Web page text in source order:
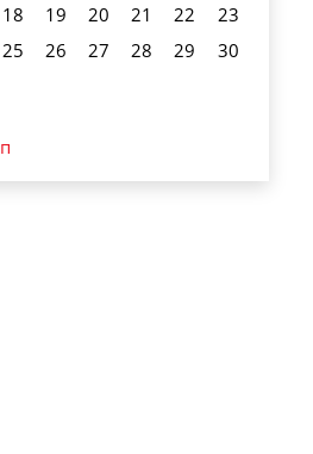
18 19 20 21 22
23
25 26 27 28 29
30